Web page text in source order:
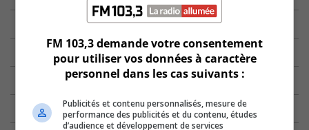
FM 103,3 demande votre consentement
pour utiliser vos données à caractère
personnel dans les cas suivants :
Publicités et contenu personnalisés, mesure de
performance des publicités et du contenu, études
d’audience et développement de services